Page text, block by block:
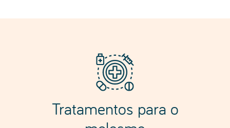
melhorar ou eliminar manchas ou imperfeições
na pele como acne, cicatrizes ou pequenas
O peeling químico é muito utilizado no
tratamento do Melasma pois permite clarear as